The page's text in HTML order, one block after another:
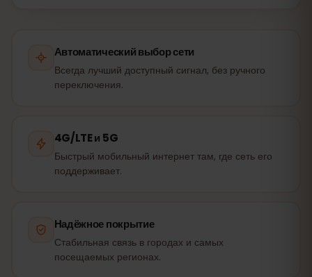
Автоматический выбор сети
Всегда лучший доступный сигнал, без ручного
переключения.
4G/LTE и 5G
Быстрый мобильный интернет там, где сеть его
поддерживает.
Надёжное покрытие
Стабильная связь в городах и самых
посещаемых регионах.